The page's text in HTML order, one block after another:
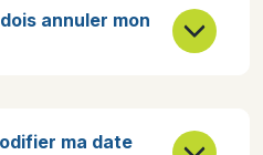
annuler mon
ma date